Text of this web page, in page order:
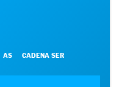
AS CADENA SER